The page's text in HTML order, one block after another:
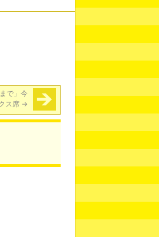
で」今
ス席 →